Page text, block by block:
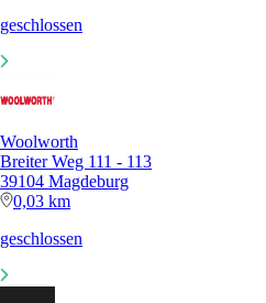
geschlossen
Woolworth
Breiter Weg 111 - 113
39104 Magdeburg
0,03 km
geschlossen